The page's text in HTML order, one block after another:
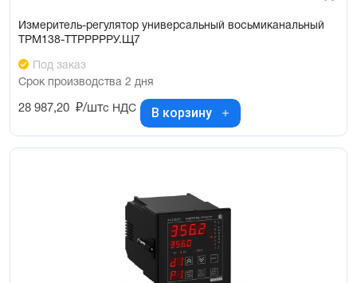
Измеритель-регулятор универсальный восьмиканальный
ТРМ138-ТТРРРРРУ.Щ7
Под заказ
Срок производства 2 дня
28 987,20 ₽/штс НДС В корзину